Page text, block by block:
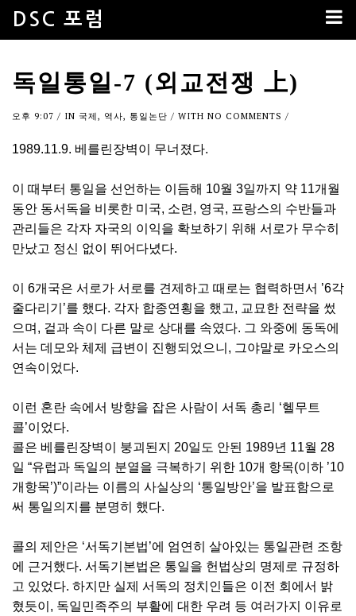
DSC 포럼
독일통일-7 (외교전쟁 上)
오후 9:07 / IN 국제, 역사, 통일논단 / WITH NO COMMENTS /
1989.11.9. 베를린장벽이 무너졌다.
이 때부터 통일을 선언하는 이듬해 10월 3일까지 약 11개월
동안 동서독을 비롯한 미국, 소련, 영국, 프랑스의 수반들과
관리들은 각자 자국의 이익을 확보하기 위해 서로가 무수히
만났고 정신 없이 뛰어다녔다.
이 6개국은 서로가 서로를 견제하고 때로는 협력하면서 ’6각
줄다리기’를 했다. 각자 합종연횡을 했고, 교묘한 전략을 썼
으며, 겉과 속이 다른 말로 상대를 속였다. 그 와중에 동독에
서는 데모와 체제 급변이 진행되었으니, 그야말로 카오스의
연속이었다.
이런 혼란 속에서 방향을 잡은 사람이 서독 총리 ‘헬무트
콜’이었다.
콜은 베를린장벽이 붕괴된지 20일도 안된 1989년 11월 28
일 “유럽과 독일의 분열을 극복하기 위한 10개 항목(이하 ’10
개항목’)”이라는 이름의 사실상의 ‘통일방안’을 발표함으로
써 통일의지를 분명히 했다.
콜의 제안은 ‘서독기본법’에 엄연히 살아있는 통일관련 조항
에 근거했다. 서독기본법은 통일을 헌법상의 명제로 규정하
고 있었다. 하지만 실제 서독의 정치인들은 이전 회에서 밝
혔듯이, 독일민족주의 부활에 대한 우려 등 여러가지 이유로